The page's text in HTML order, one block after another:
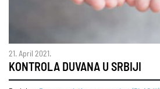
21. April 2021.
KONTROLA DUVANA U SRBIJI